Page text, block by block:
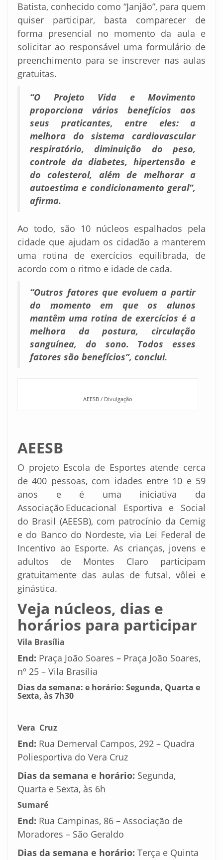
Batista, conhecido como “Janjão”, para quem
quiser participar, basta comparecer de
forma presencial no momento da aula e
solicitar ao responsável uma formulário de
preenchimento para se inscrever nas aulas
gratuitas.
“O Projeto Vida e Movimento
proporciona vários benefícios aos
seus praticantes, entre eles: a
melhora do sistema cardiovascular
respiratório, diminuição do peso,
controle da diabetes, hipertensão e
do colesterol, além de melhorar a
autoestima e condicionamento geral”,
afirma.
Ao todo, são 10 núcleos espalhados pela
cidade que ajudam os cidadão a manterem
uma rotina de exercícios equilibrada, de
acordo com o ritmo e idade de cada.
“Outros fatores que evoluem a partir
do momento em que os alunos
mantêm uma rotina de exercícios é a
melhora da postura, circulação
sanguínea, do sono. Todos esses
fatores são benefícios”, conclui.
AEESB / Divulgação
AEESB
O projeto Escola de Esportes atende cerca
de 400 pessoas, com idades entre 10 e 59
anos e é uma iniciativa da
Associação Educacional Esportiva e Social
do Brasil (AEESB), com patrocínio da Cemig
e do Banco do Nordeste, via Lei Federal de
Incentivo ao Esporte. As crianças, jovens e
adultos de Montes Claro participam
gratuitamente das aulas de futsal, vôlei e
ginástica.
Veja núcleos, dias e
horários para participar
Vila Brasília
End: Praça João Soares – Praça João Soares,
nº 25 – Vila Brasília
Dias da semana: e horário: Segunda, Quarta e
Sexta, às 7h30
Vera Cruz
End: Rua Demerval Campos, 292 – Quadra
Poliesportiva do Vera Cruz
Dias da semana e horário: Segunda,
Quarta e Sexta, às 6h
Sumaré
End: Rua Campinas, 86 – Associação de
Moradores – São Geraldo
Dias da semana e horário: Terça e Quinta